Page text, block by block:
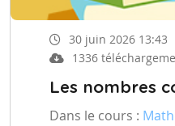
30 juin 2026 13:43
1336
Les nombres
Dans le cours :